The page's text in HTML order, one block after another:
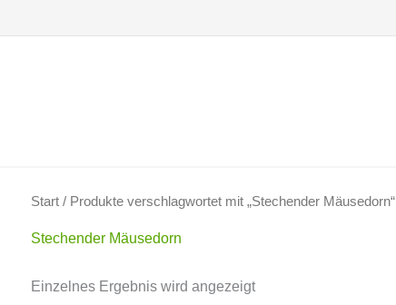
Inhalt
Start / Produkte verschlagwortet mit „Stechender Mäusedorn“
Stechender Mäusedorn
Einzelnes Ergebnis wird angezeigt